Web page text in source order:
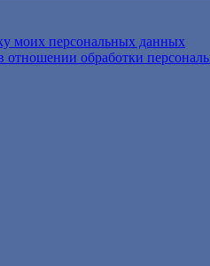
моих персональных данных
отношении обработки